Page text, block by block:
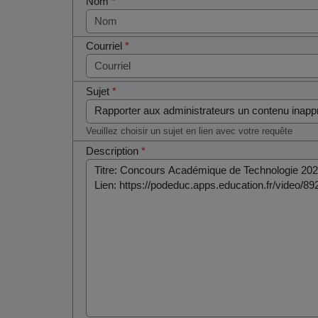
Courriel*
Sujet*
Veuillez choisir un sujet en lien avec votre requête
Description*